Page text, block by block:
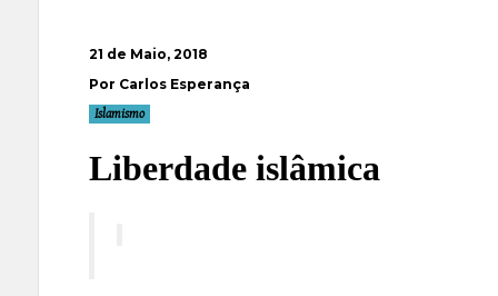
21 de Maio, 2018
Por Carlos Esperança
Islamismo
Liberdade islâmica